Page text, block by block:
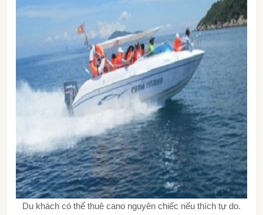
Du khách có thể thuê cano nguyên chiếc nếu thích tự do.